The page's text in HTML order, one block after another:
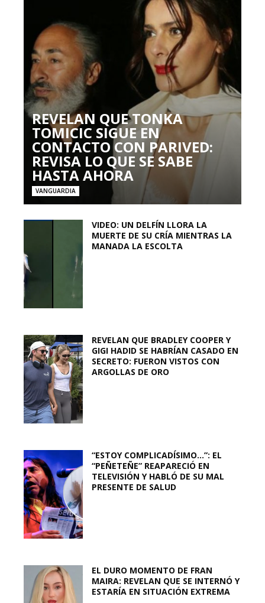
REVELAN QUE TONKA
TOMICIC SIGUE EN
CONTACTO CON PARIVED:
REVISA LO QUE SE SABE
HASTA AHORA
VANGUARDIA
VIDEO: UN DELFÍN LLORA LA
MUERTE DE SU CRÍA MIENTRAS LA
MANADA LA ESCOLTA
REVELAN QUE BRADLEY COOPER Y
GIGI HADID SE HABRÍAN CASADO EN
SECRETO: FUERON VISTOS CON
ARGOLLAS DE ORO
“ESTOY COMPLICADÍSIMO…”: EL
“PEÑETEÑE” REAPARECIÓ EN
TELEVISIÓN Y HABLÓ DE SU MAL
PRESENTE DE SALUD
EL DURO MOMENTO DE FRAN
MAIRA: REVELAN QUE SE INTERNÓ Y
ESTARÍA EN SITUACIÓN EXTREMA